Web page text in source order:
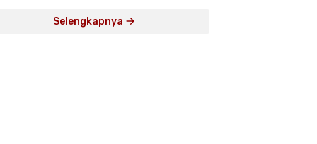
Selengkapnya